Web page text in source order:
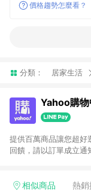
價格趨勢怎麼看？
分類： 居家生活
Yahoo購
提供百萬商品讓您超好
回饋，請以訂單成立通知為準 1. 請注意以下品類
電玩/遊戲/相機/單眼/
相似商品 熱